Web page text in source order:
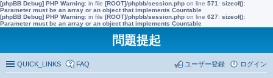
[phpBB Debug] PHP Warning: in file [ROOT]/phpbb/session.php on line 571 : sizeof():
Parameter must be an array or an object that implements Countable
[phpBB Debug] PHP Warning: in file [ROOT]/phpbb/session.php on line 627: sizeof():
Parameter must be an array or an object that implements Countable
問題提起
QUICK_LINKS FAQ ログイン
ユーザー登録